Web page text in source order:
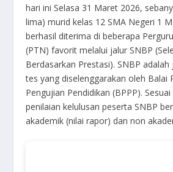
hari ini Selasa 31 Maret 2026,
lima) murid kelas 12 SMA Negeri 1
berhasil diterima di beberapa
(PTN) favorit melalui jalur SNBP
Berdasarkan Prestasi). SNBP adalah
tes yang diselenggarakan oleh Balai
Pengujian Pendidikan (BPPP).
penilaian kelulusan peserta SNBP
akademik (nilai rapor) dan non